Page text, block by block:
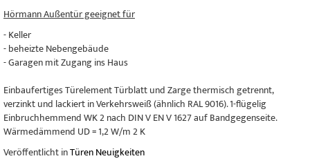
Hörmann Außentür geeignet für
- Keller
- beheizte Nebengebäude
- Garagen mit Zugang ins Haus
Einbaufertiges Türelement Türblatt und Zarge thermisch getrennt,
verzinkt und lackiert in Verkehrsweiß (ähnlich RAL 9016). 1-flügelig
Einbruchhemmend WK 2 nach DIN V EN V 1627 auf Bandgegenseite.
Wärmedämmend UD = 1,2 W/m 2 K
Veröffentlicht inTüren Neuigkeiten